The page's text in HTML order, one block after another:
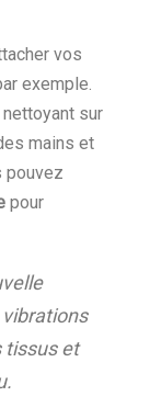
vos
exemple.
sur
mains et
pouvez
pour
tissus et